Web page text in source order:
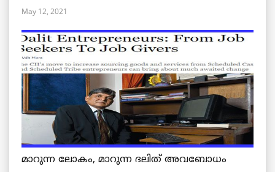
May 12, 2021
മാറുന്ന ലോകം, മാറുന്ന ദലിത് അവബോധം